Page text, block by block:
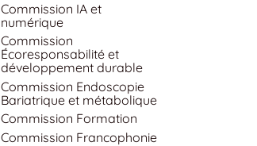
Commission IA et
numérique
Commission
Écoresponsabilité et
développement durable
Commission Endoscopie
Bariatrique et métabolique
Commission Formation
Commission Francophonie